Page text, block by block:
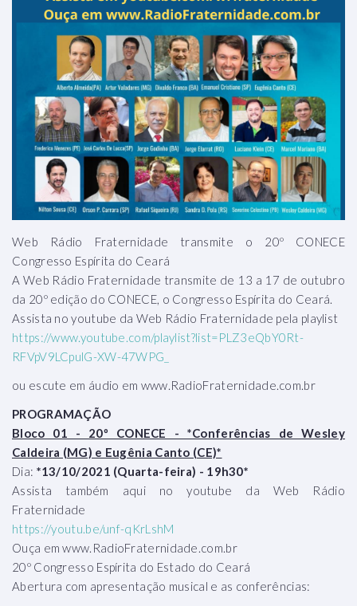
Web Rádio Fraternidade transmite o 20º CONECE
Congresso Espírita do Ceará
A Web Rádio Fraternidade transmite de 13 a 17 de outubro
da 20º edição do CONECE, o Congresso Espírita do Ceará.
Assista no youtube da Web Rádio Fraternidade pela playlist
https://www.youtube.com/playlist?list=PLZ3eQbY0Rt-
RFVpV9LCpulG-XW-47WPG_
ou escute em áudio em www.RadioFraternidade.com.br
PROGRAMAÇÃO
Bloco 01 - 20º CONECE - *Conferências de Wesley
Caldeira (MG) e Eugênia Canto (CE)*
Dia: *13/10/2021 (Quarta-feira) - 19h30*
Assista também aqui no youtube da Web Rádio
Fraternidade
https://youtu.be/unf-qKrLshM
Ouça em www.RadioFraternidade.com.br
20º Congresso Espírita do Estado do Ceará
Abertura com apresentação musical e as conferências: